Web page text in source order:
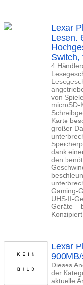
Lexar
Lesen,
Switch,
4
von
microSD-
Karte
großer
dank
den
Gaming-
UHS-II-
Geräte –
Lexar
Dieses
der
aktuelle